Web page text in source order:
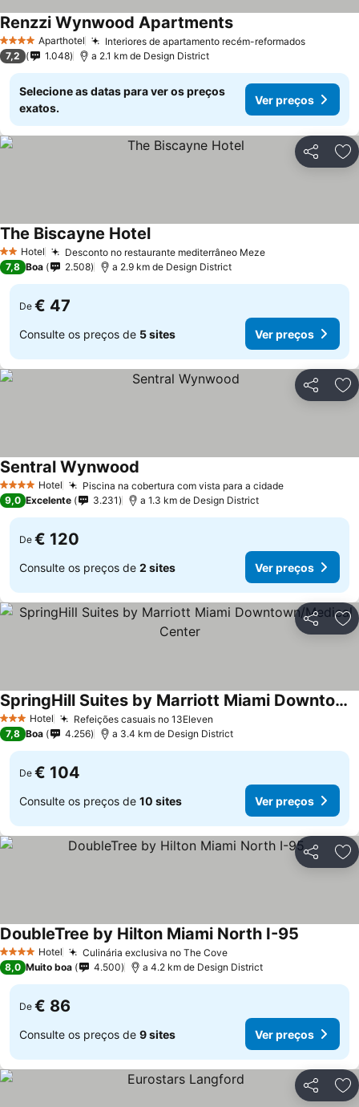
4 EstrelasAparthotel Interiores de apartamento recém-reformados
Renzzi Wynwood Apartments
7,2 1.048 a 2.1 km de Design District
Selecione as datas para ver os preços
exatos.
Ver preços
Partilhar
2 Estrelas
Hotel Desconto no restaurante mediterrâneo Meze
The Biscayne Hotel
7,8 Boa 2.508 a 2.9 km de Design District
De € 47
Consulte os preços de 5 sites Ver preços
Partilhar
4 EstrelasHotel Piscina na cobertura com vista para a cidade
Sentral Wynwood
9,0 Excelente 3.231 a 1.3 km de Design District
De € 120
Consulte os preços de 2 sites Ver preços
Partilhar
3 EstrelasHotel Refeições casuais no 13Eleven
SpringHill Suites by Marriott Miami Downtown/Medical Center
7,8 Boa 4.256 a 3.4 km de Design District
De € 104
Consulte os preços de 10 sites Ver preços
Partilhar
4 EstrelasHotel Culinária exclusiva no The Cove
DoubleTree by Hilton Miami North I-95
8,0 Muito boa 4.500 a 4.2 km de Design District
De € 86
Consulte os preços de 9 sites Ver preços
Partilhar